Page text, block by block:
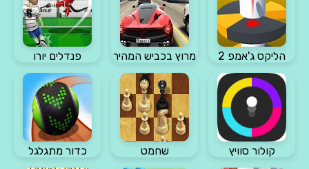
הליקס ג'אמפ 2 מרוץ בכביש המהיר פנדלים יורו
קולור סוויץ שחמט כדור מתגלגל